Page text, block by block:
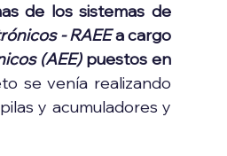
de los sistemas de
- RAEE a cargo
(AEE) puestos en
se venía realizando
y acumuladores y